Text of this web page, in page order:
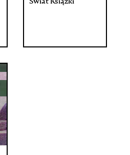
Świat Książki